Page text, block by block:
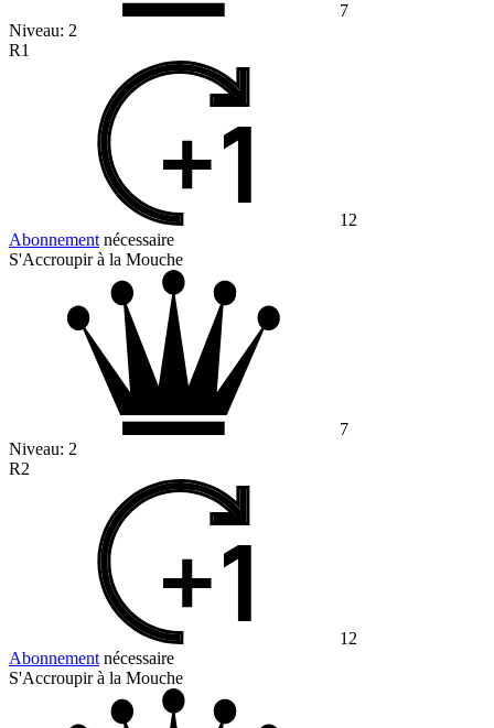
7
Niveau: 2
R1
12
Abonnement nécessaire
S'Accroupir à la Mouche
7
Niveau: 2
R2
12
Abonnement nécessaire
S'Accroupir à la Mouche